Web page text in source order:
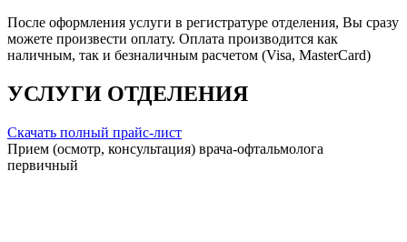
После оформления услуги в регистратуре отделения, Вы сразу
можете произвести оплату. Оплата производится как
наличным, так и безналичным расчетом (Visa, MasterCard)
УСЛУГИ ОТДЕЛЕНИЯ
Скачать полный прайс-лист
Прием (осмотр, консультация) врача-офтальмолога
первичный